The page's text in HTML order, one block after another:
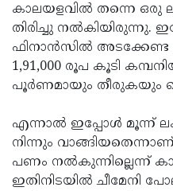
കാലയളവില്‍ തന്നെ ഒരു
തിരിച്ചു നല്‍കിയിരുന്നു.
ഫിനാന്‍സില്‍
1,91,000 രൂപ കൂടി
പൂര്‍ണമായും തീരുകയും
എന്നാല്‍ ഇപ്പോള്‍ മൂന്ന്
നിന്നും
പണം നല്‍കുന്നില്ലെന്ന്
ഇതിനിടയില്‍ ചീമേനി